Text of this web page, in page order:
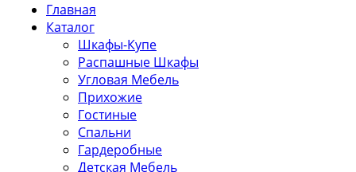
Главная
Каталог
Шкафы-Купе
Распашные Шкафы
Угловая Мебель
Прихожие
Гостиные
Спальни
Гардеробные
Детская Мебель